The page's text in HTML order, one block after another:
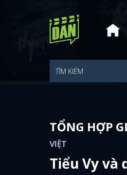
TỔNG HỢP
VIỆT
Tiểu Vy và